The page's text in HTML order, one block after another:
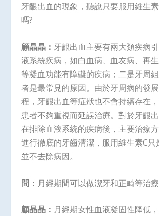
牙齦出血的現象，聽說只要服用維生
嗎?
顧晶晶： 牙齦出血主要有兩大類疾病
液系統疾病，如白血病、血友病、再
等凝血功能有障礙的疾病；二是牙周
者是最常見的原因。由於牙周病的發
程，牙齦出血等症狀也不會持續存在
患者不夠重視而延誤治療。對於牙齦
在排除血液系統的疾病後，主要治療
進行徹底的牙齒清潔，服用維生素C只
並不去除病因。
問： 月經期間可以做潔牙和正畸等治
顧晶晶： 月經期女性血液凝固性降低